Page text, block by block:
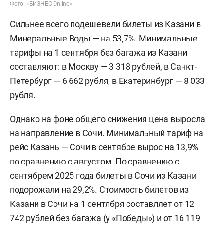
Фото: «БИЗНЕС Online»
Сильнее всего подешевели билеты из Казани в
Минеральные Воды — на 53,7%. Минимальные
тарифы на 1 сентября без багажа из Казани
составляют: в Москву — 3 318 рублей, в Санкт-
Петербург — 6 662 рубля, в Екатеринбург — 8 033
рубля.
Однако на фоне общего снижения цена выросла
на направление в Сочи. Минимальный тариф на
рейс Казань — Сочи в сентябре вырос на 13,9%
по сравнению с августом. По сравнению с
сентябрем 2025 года билеты в Сочи из Казани
подорожали на 29,2%. Стоимость билетов из
Казани в Сочи на 1 сентября составляет от 12
742 рублей без багажа (у «Победы») и от 16 119